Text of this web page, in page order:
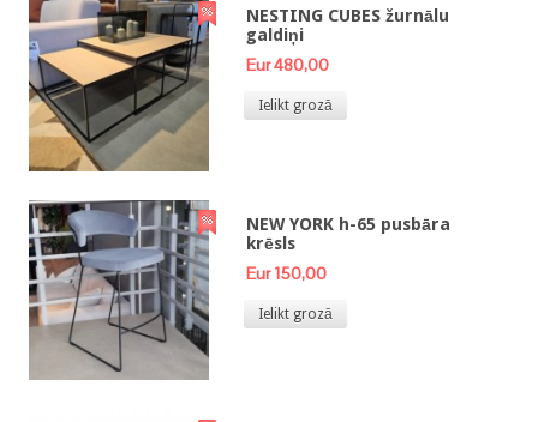
NESTING CUBES žurnālu
galdiņi
Eur 480,00
Ielikt grozā
NEW YORK h-65 pusbāra
krēsls
Eur 150,00
Ielikt grozā